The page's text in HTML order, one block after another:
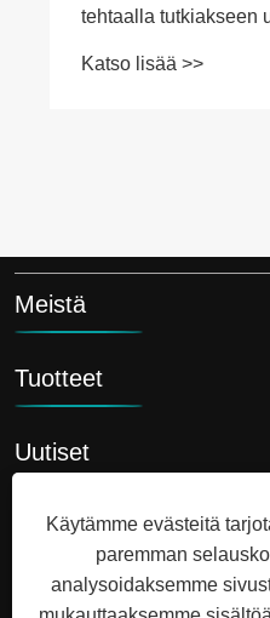
tehtaalla tutkiakseen
Katso lisää >>
Meistä
Tuotteet
Uutiset
Ota meihin yhteyttä
Käytämme evästeitä
paremman
analysoidaksemme